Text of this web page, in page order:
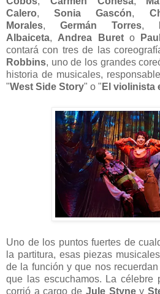
Calero,Sonia Gascón,
Morales, Germán Torres,
Albaiceta, Andrea Buret o
contará con tres de las
Robbins, uno de los grandes
historia de musicales,
"West Side Story" o " El violinista
Uno de los puntos fuertes de
la partitura, esas piezas
de la función y que nos
que las escuchamos. La célebre
corrió a cargo de Jule Styney